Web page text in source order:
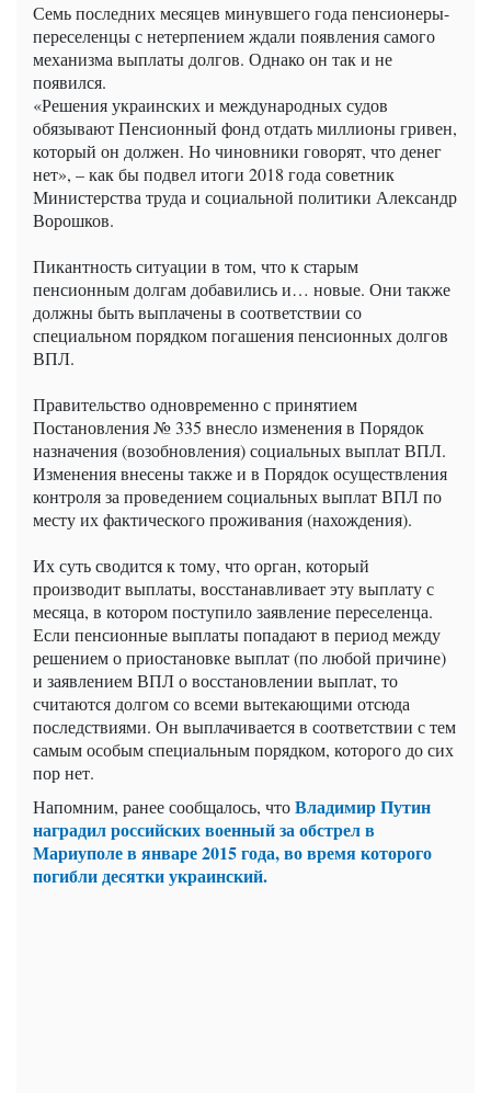
Семь последних месяцев минувшего года пенсионеры-
переселенцы с нетерпением ждали появления самого
механизма выплаты долгов. Однако он так и не
появился.
«Решения украинских и международных судов
обязывают Пенсионный фонд отдать миллионы гривен,
который он должен. Но чиновники говорят, что денег
нет», – как бы подвел итоги 2018 года советник
Министерства труда и социальной политики Александр
Ворошков.
Пикантность ситуации в том, что к старым
пенсионным долгам добавились и… новые. Они также
должны быть выплачены в соответствии со
специальном порядком погашения пенсионных долгов
ВПЛ.
Правительство одновременно с принятием
Постановления № 335 внесло изменения в Порядок
назначения (возобновления) социальных выплат ВПЛ.
Изменения внесены также и в Порядок осуществления
контроля за проведением социальных выплат ВПЛ по
месту их фактического проживания (нахождения).
Их суть сводится к тому, что орган, который
производит выплаты, восстанавливает эту выплату с
месяца, в котором поступило заявление переселенца.
Если пенсионные выплаты попадают в период между
решением о приостановке выплат (по любой причине)
и заявлением ВПЛ о восстановлении выплат, то
считаются долгом со всеми вытекающими отсюда
последствиями. Он выплачивается в соответствии с тем
самым особым специальным порядком, которого до сих
пор нет.
Напомним, ранее сообщалось, чтоВладимир Путин
наградил российских военный за обстрел в
Мариуполе в январе 2015 года, во время которого
погибли десятки украинский.